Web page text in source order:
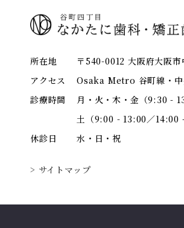
所在地
〒540-0012 大阪府大阪
アクセス
Osaka Metro 谷町線・
診療時間
月・火・木・金（9:30 -
土（9:00 - 13:00／14:00 -
休診日
水・日・祝
> サイトマップ